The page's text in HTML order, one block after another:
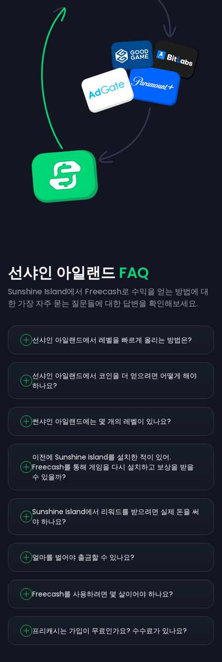
선샤인 아일랜드 FAQ
Sunshine Island에서 Freecash로 수익을 얻는 방법에 대
한 가장 자주 묻는 질문들에 대한 답변을 확인해보세요.
선샤인 아일랜드에서 레벨을 빠르게 올리는 방법은?
선샤인 아일랜드에서 코인을 더 얻으려면 어떻게 해야
하나요?
썬샤인 아일랜드에는 몇 개의 레벨이 있나요?
이전에 Sunshine Island를 설치한 적이 있어.
Freecash를 통해 게임을 다시 설치하고 보상을 받을
수 있을까?
Sunshine Island에서 리워드를 받으려면 실제 돈을 써
야 하나요?
얼마를 벌어야 출금할 수 있나요?
Freecash를 사용하려면 몇 살이어야 하나요?
프리캐시는 가입이 무료인가요? 수수료가 있나요?